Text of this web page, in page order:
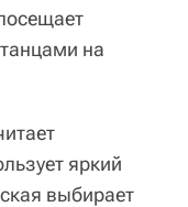
на
яркий
выбирает